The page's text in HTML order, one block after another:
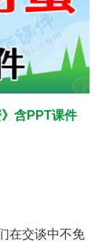
含PPT课件
在交谈中不免